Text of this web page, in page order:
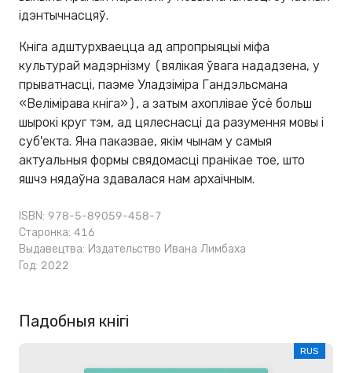
ідэнтычнасцяў.
Кніга адштурхваецца ад апропрыяцыі міфа
культурай мадэрнізму (вялікая ўвага нададзена, у
прыватнасці, паэме Уладзіміра Гандэльсмана
«Велімірава кніга»), а затым ахоплівае ўсё больш
шырокі круг тэм, ад цялеснасці да разумення мовы і
суб'екта. Яна паказвае, якім чынам у самыя
актуальныя формы свядомасці пранікае тое, што
яшчэ нядаўна здавалася нам архаічным.
ISBN: 978-5-89059-458-7
Старонка: 416
Выдавецтва: Издательство Ивана Лимбаха
Год: 2022
Падобныя кнігі
RUS